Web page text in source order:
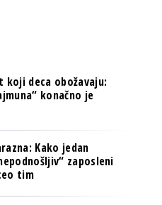
deca obožavaju:
konačno je
Kako jedan
zaposleni
tim